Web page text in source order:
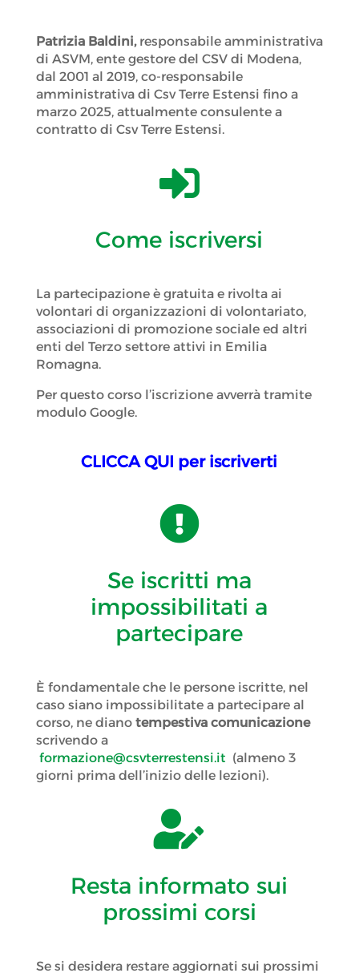
Patrizia Baldini, responsabile amministrativa
di ASVM, ente gestore del CSV di Modena,
dal 2001 al 2019, co-responsabile
amministrativa di Csv Terre Estensi fino a
marzo 2025, attualmente consulente a
contratto di Csv Terre Estensi.

Come iscriversi
La partecipazione è gratuita e rivolta ai
volontari di organizzazioni di volontariato,
associazioni di promozione sociale ed altri
enti del Terzo settore attivi in Emilia
Romagna.
Per questo corso l’iscrizione avverrà tramite
modulo Google.
CLICCA QUI per iscriverti

Se iscritti ma
impossibilitati a
partecipare
È fondamentale che le persone iscritte, nel
caso siano impossibilitate a partecipare al
corso, ne diano tempestiva comunicazione
scrivendo a
formazione@csvterrestensi.it (almeno 3
giorni prima dell’inizio delle lezioni).

Resta informato sui
prossimi corsi
Se si desidera restare aggiornati sui prossimi